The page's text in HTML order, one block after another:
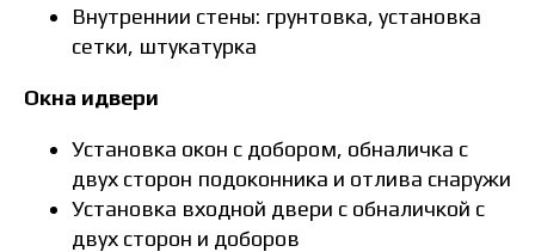
Внутреннии стены: грунтовка, установка
сетки, штукатурка
Окна идвери
Установка окон с добором, обналичка с
двух сторон подоконника и отлива снаружи
Установка входной двери с обналичкой с
двух сторон и доборов